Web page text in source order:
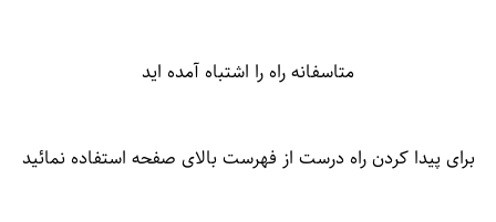
متاسفانه راه را اشتباه آمده اید
برای پیدا کردن راه درست از فهرست بالای صفحه استفاده نمائید